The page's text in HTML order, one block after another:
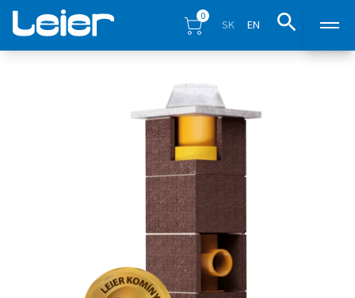
0
SK EN
Sales points
Inspiration
Eshop
Blog